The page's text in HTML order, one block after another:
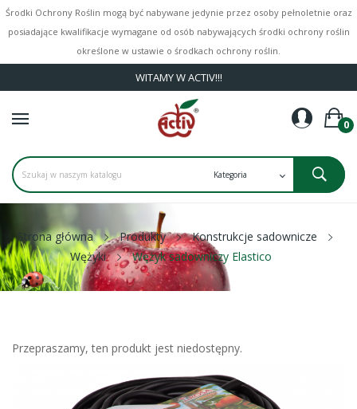
Środki Ochrony Roślin mogą być nabywane jedynie przez osoby pełnoletnie oraz
posiadające kwalifikacje wymagane od osób nabywających środki ochrony roślin
określone w ustawie o środkach ochrony roślin.
WITAMY W ACTIV!!!
0
Strona główna Produkty
Konstrukcje sadownicze
Wężyki
Wężyk sadowniczy Elastico
Przepraszamy, ten produkt jest niedostępny.